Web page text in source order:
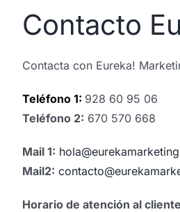
Contacto
Contacta con Eureka!
Teléfono 1: 928 60 95 06
Teléfono 2: 670 570 668
Mail 1:
Mail2:
Horario de atención al